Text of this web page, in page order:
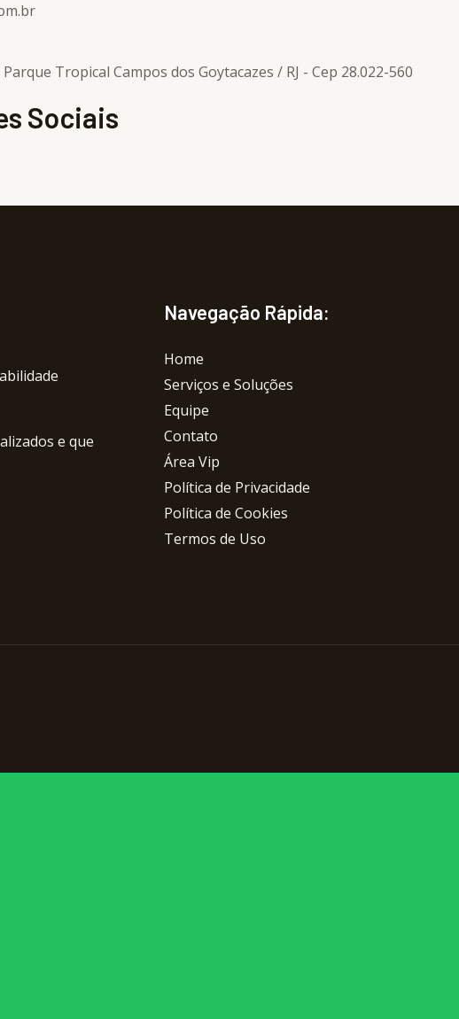
Tropical Campos dos Goytacazes / RJ - Cep 28.022-560
Sociais
e que
Navegação Rápida:
Home
Serviços e Soluções
Equipe
Contato
Área Vip
Política de Privacidade
Política de Cookies
Termos de Uso